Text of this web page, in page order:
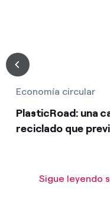
Economía circular
PlasticRoad: una
reciclado que
Sigue leyendo